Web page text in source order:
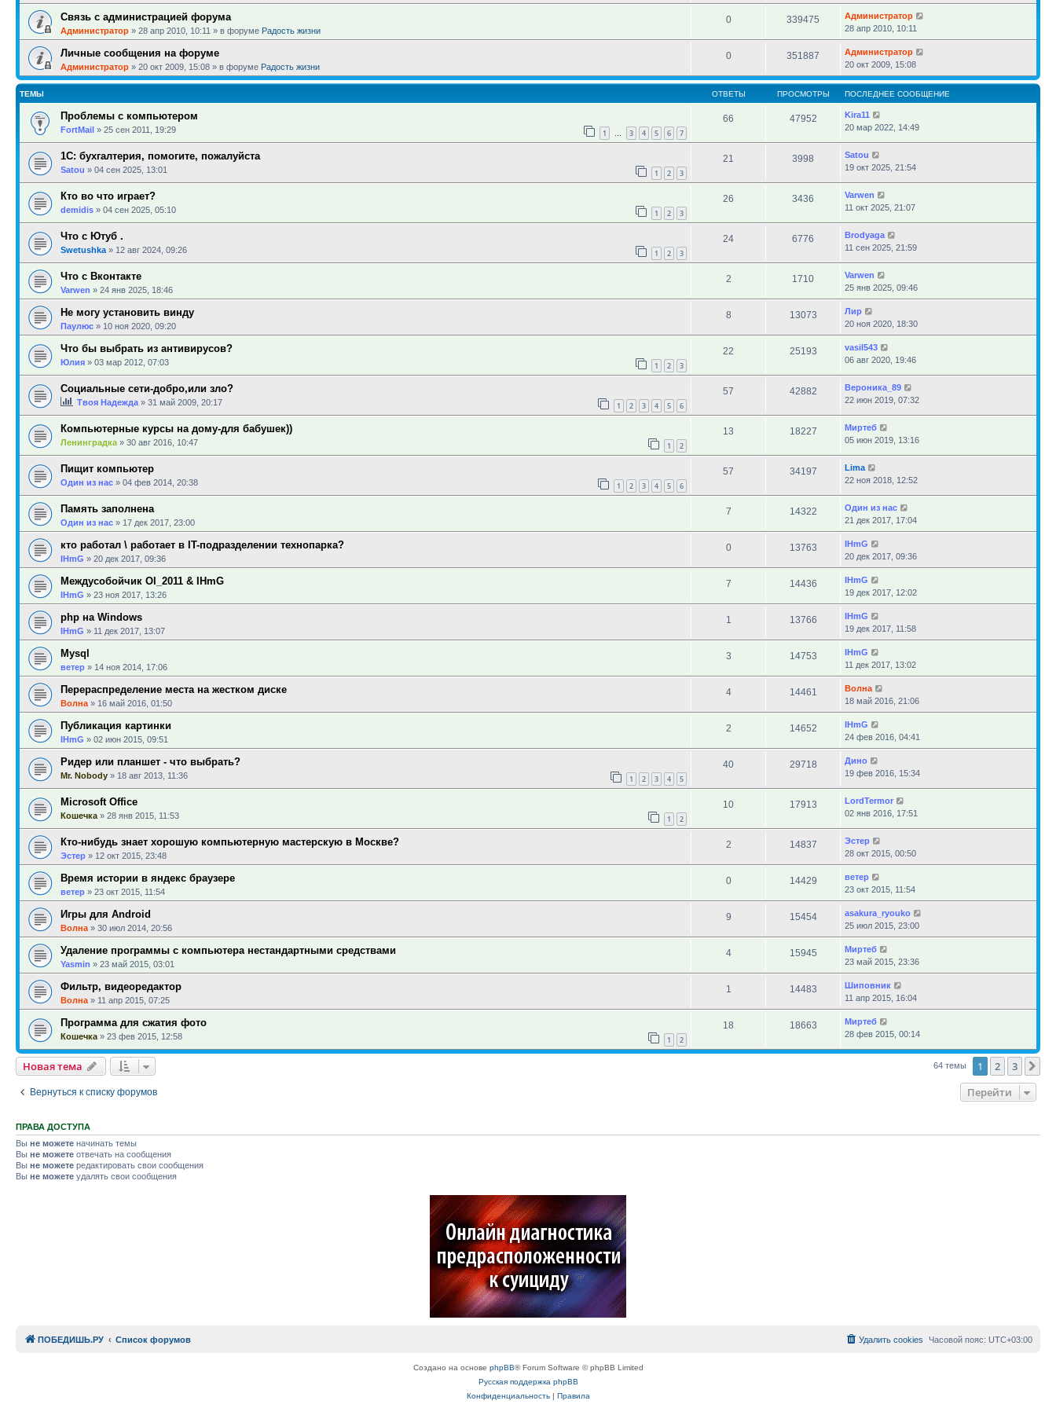
Связь с администрацией форума
Администратор » 28 апр 2010, 10:11 » в форуме Радость жизни
0 339475
Администратор
28 апр 2010, 10:11
Личные сообщения на форуме
Администратор » 20 окт 2009, 15:08 » в форуме Радость жизни
0 351887
Администратор
20 окт 2009, 15:08
ТЕМЫ ОТВЕТЫ ПРОСМОТРЫ ПОСЛЕДНЕЕ СООБЩЕНИЕ
Проблемы с компьютером
FortMail » 25 сен 2011, 19:29 1 … 3 4 5 6 7
66 47952
Kira11
20 мар 2022, 14:49
1С: бухгалтерия, помогите, пожалуйста
Satou » 04 сен 2025, 13:01 1 2 3
21 3998
Satou
19 окт 2025, 21:54
Кто во что играет?
demidis » 04 сен 2025, 05:10 1 2 3
26 3436
Varwen
11 окт 2025, 21:07
Что с Ютуб .
Swetushka » 12 авг 2024, 09:26 1 2 3
24 6776
Brodyaga
11 сен 2025, 21:59
Что с Вконтакте
Varwen » 24 янв 2025, 18:46
2 1710
Varwen
25 янв 2025, 09:46
Не могу установить винду
Паулюс » 10 ноя 2020, 09:20
8 13073
Лир
20 ноя 2020, 18:30
Что бы выбрать из антивирусов?
Юлия » 03 мар 2012, 07:03 1 2 3
22 25193
vasil543
06 авг 2020, 19:46
Социальные сети-добро,или зло?
Твоя Надежда » 31 май 2009, 20:17 1 2 3 4 5 6
57 42882
Вероника_89
22 июн 2019, 07:32
Компьютерные курсы на дому-для бабушек))
Ленинградка » 30 авг 2016, 10:47 1 2
13 18227
Миртеб
05 июн 2019, 13:16
Пищит компьютер
Один из нас » 04 фев 2014, 20:38 1 2 3 4 5 6
57 34197
Lima
22 ноя 2018, 12:52
Память заполнена
Один из нас » 17 дек 2017, 23:00
7 14322
Один из нас
21 дек 2017, 17:04
кто работал \ работает в IT-подразделении технопарка?
IHmG » 20 дек 2017, 09:36
0 13763
IHmG
20 дек 2017, 09:36
Междусобойчик Ol_2011 & IHmG
IHmG » 23 ноя 2017, 13:26
7 14436
IHmG
19 дек 2017, 12:02
php на Windows
IHmG » 11 дек 2017, 13:07
1 13766
IHmG
19 дек 2017, 11:58
Mysql
ветер » 14 ноя 2014, 17:06
3 14753
IHmG
11 дек 2017, 13:02
Перераспределение места на жестком диске
Волна » 16 май 2016, 01:50
4 14461
Волна
18 май 2016, 21:06
Публикация картинки
IHmG » 02 июн 2015, 09:51
2 14652
IHmG
24 фев 2016, 04:41
Ридер или планшет - что выбрать?
Mr. Nobody » 18 авг 2013, 11:36 1 2 3 4 5
40 29718
Дино
19 фев 2016, 15:34
Microsoft Office
Кошечка » 28 янв 2015, 11:53 1 2
10 17913
LordTermor
02 янв 2016, 17:51
Кто-нибудь знает хорошую компьютерную мастерскую в Москве?
Эстер » 12 окт 2015, 23:48
2 14837
Эстер
28 окт 2015, 00:50
Время истории в яндекс браузере
ветер » 23 окт 2015, 11:54
0 14429
ветер
23 окт 2015, 11:54
Игры для Android
Волна » 30 июл 2014, 20:56
9 15454
asakura_ryouko
25 июл 2015, 23:00
Удаление программы с компьютера нестандартными средствами
Yasmin » 23 май 2015, 03:01
4 15945
Миртеб
23 май 2015, 23:36
Фильтр, видеоредактор
Волна » 11 апр 2015, 07:25
1 14483
Шиповник
11 апр 2015, 16:04
Программа для сжатия фото
Кошечка » 23 фев 2015, 12:58 1 2
18 18663
Миртеб
28 фев 2015, 00:14
Новая тема 64 темы 1 2 3
Вернуться к списку форумов Перейти
ПРАВА ДОСТУПА
Вы не можете начинать темы
Вы не можете отвечать на сообщения
Вы не можете редактировать свои сообщения
Вы не можете удалять свои сообщения
ПОБЕДИШЬ.РУ Список форумов Часовой пояс: UTC+03:00
Удалить cookies
Создано на основе phpBB® Forum Software © phpBB Limited
Русская поддержка phpBB
Конфиденциальность| Правила